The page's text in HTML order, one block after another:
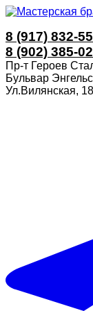
8 (917) 832-
8 (902) 385-
Пр-т Героев
Бульвар
Ул.Вилянская,